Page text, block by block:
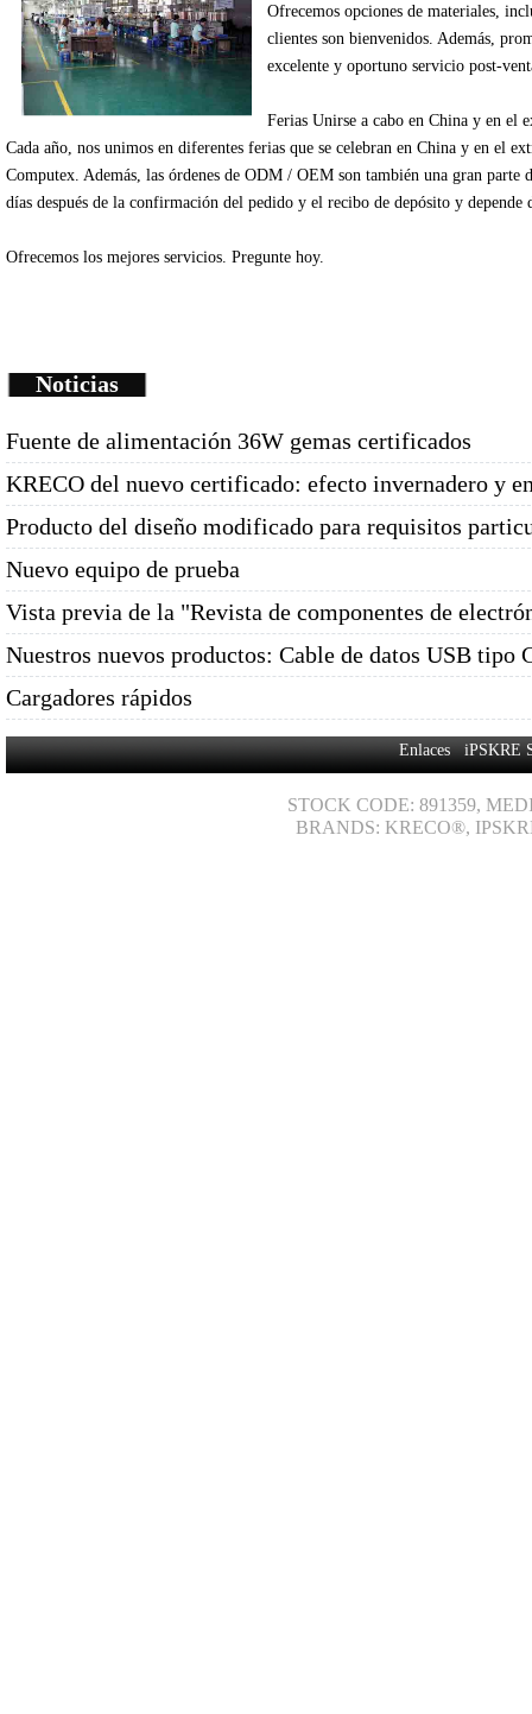
Ofrecemos opciones de materiales ,
clientes son bienvenidos. Además ,
excelente y oportuno servicio post-
Ferias Unirse a cabo en China y en el
Cada año , nos unimos en diferentes ferias que se celebran en China y en el
Computex Además , las órdenes de ODM / OEM son también una gran parte
días después de la confirmación del pedido y el recibo de depósito y depende
Ofrecemos los mejores servicios. Pregunte hoy.
Noticias
Fuente de alimentación 36W gemas certificados
KRECO del nuevo certificado: efecto invernadero y
Producto del diseño modificado para requisitos
Nuevo equipo de prueba
Vista previa de la "Revista de componentes de
Nuestros nuevos productos: Cable de datos USB tipo
Cargadores rápidos
EnlacesiPSKRE
STOCK CODE: 891359,
BRANDS: KRECO®,